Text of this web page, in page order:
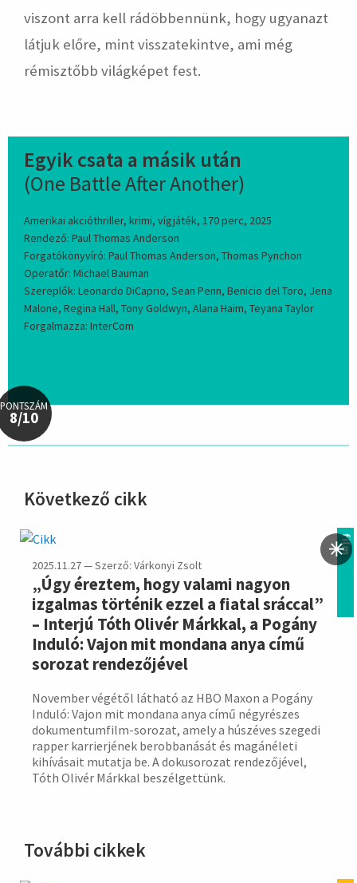
viszont arra kell rádöbbennünk, hogy ugyanazt
látjuk előre, mint visszatekintve, ami még
rémisztőbb világképet fest.
Egyik csata a másik után
(One Battle After Another)
Amerikai akcióthriller, krimi, vígjáték, 170 perc, 2025
Rendező: Paul Thomas Anderson
Forgatókönyvíró: Paul Thomas Anderson, Thomas Pynchon
Operatőr: Michael Bauman
Szereplők: Leonardo DiCaprio, Sean Penn, Benicio del Toro, Jena
Malone, Regina Hall, Tony Goldwyn, Alana Haim, Teyana Taylor
Forgalmazza: InterCom
PONTSZÁM
8/10
Következő cikk
film
2025.11.27 — Szerző: Várkonyi Zsolt
„Úgy éreztem, hogy valami nagyon
izgalmas történik ezzel a fiatal sráccal”
– Interjú Tóth Olivér Márkkal, a Pogány
Induló: Vajon mit mondana anya című
sorozat rendezőjével
November végétől látható az HBO Maxon a Pogány
Induló: Vajon mit mondana anya című négyrészes
dokumentumfilm-sorozat, amely a húszéves szegedi
rapper karrierjének berobbanását és magánéleti
kihívásait mutatja be. A dokusorozat rendezőjével,
Tóth Olivér Márkkal beszélgettünk.
További cikkek